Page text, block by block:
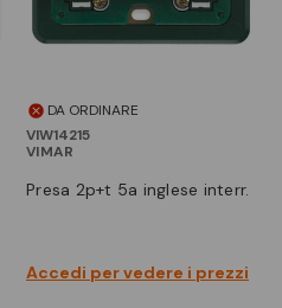
DA ORDINARE
VIW14215
VIMAR
presa 2p+t 5a inglese interr.
Accedi per vedere i prezzi